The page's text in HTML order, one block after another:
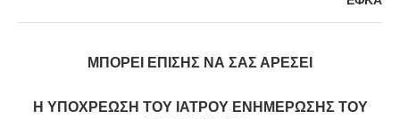
ΜΠΟΡΕΊ ΕΠΊΣΗΣ ΝΑ ΣΑΣ ΑΡΈΣΕΙ
Η ΥΠΟΧΡΕΩΣΗ ΤΟΥ ΙΑΤΡΟΥ ΕΝΗΜΕΡΩΣΗΣ ΤΟΥ